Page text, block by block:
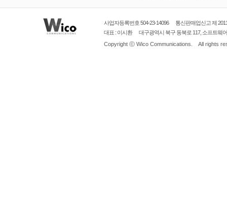
사업자등록번호 504-23-14096 통신판매업신고제
대표 : 이시환
대구광역시 북구 동북로 117, 소프트웨
Copyright ⓒ Wico Communications. All rights